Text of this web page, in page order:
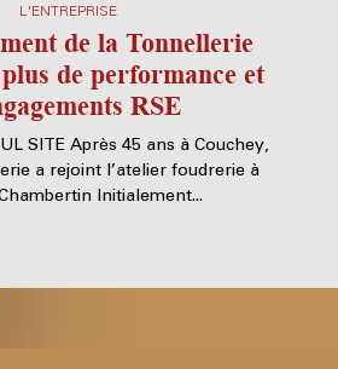
L'ENTREPRISE
de la Tonnellerie
de performance et
RSE
SITE Après 45 ans à Couchey,
a rejoint l’atelier foudrerie à
Initialement...